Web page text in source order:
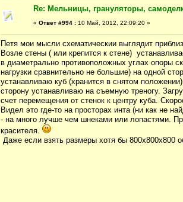
Re: Мельницы, грануляторы,
« Ответ #994 : 10 Май, 2012, 22:09:20 »
Петя мои мысли схематическии выглядит
Возле стены ( или крепится к стене)
в диаметрально противоположных углах опоры
нагрузки сравнительно не большие) на одной
устанавливаю куб (хранится в снятом
сторону устанавливаю на съемную треногу.
счет перемещения от стенок к центру куба.
Видел это где-то на просторах инта (ни как не
- на много лучше чем шнеками или лопастями.
красителя.
Даже если взять размеры хотя бы 800х800х800